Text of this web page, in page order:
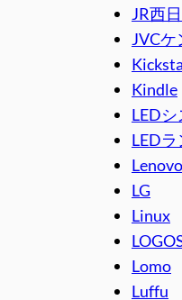
JR西
JVCケ
Kindle
LED
LED
Lenovo
LG
Linux
Lomo
Luffu